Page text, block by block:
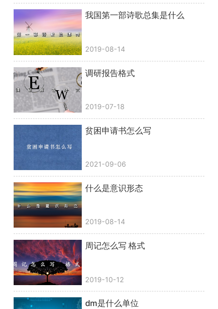
我国第一部诗歌总集是什么
2019-08-14
调研报告格式
2019-07-18
贫困申请书怎么写
2021-09-06
什么是意识形态
2019-08-14
周记怎么写 格式
2019-10-12
dm是什么单位